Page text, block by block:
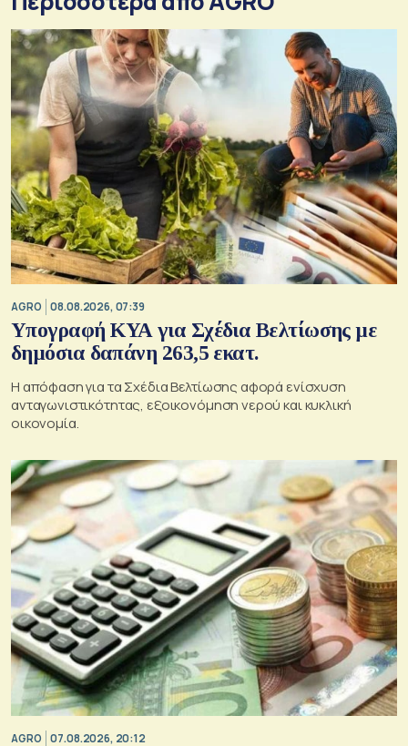
AGRO 08.08.2026, 07:39
Υπογραφή ΚΥΑ για Σχέδια Βελτίωσης με
δημόσια δαπάνη 263,5 εκατ.
Η απόφαση για τα Σχέδια Βελτίωσης αφορά ενίσχυση
ανταγωνιστικότητας, εξοικονόμηση νερού και κυκλική
οικονομία.
AGRO 07.08.2026, 20:12